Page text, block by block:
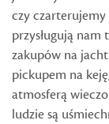
czy czarterujemy
przysługują
zakupów na
pickupem na
atmosferą
ludzie są